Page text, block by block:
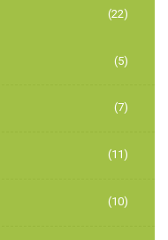
(22)
(5)
(7)
(11)
(10)